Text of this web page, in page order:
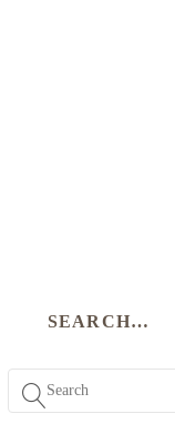
SEARCH…